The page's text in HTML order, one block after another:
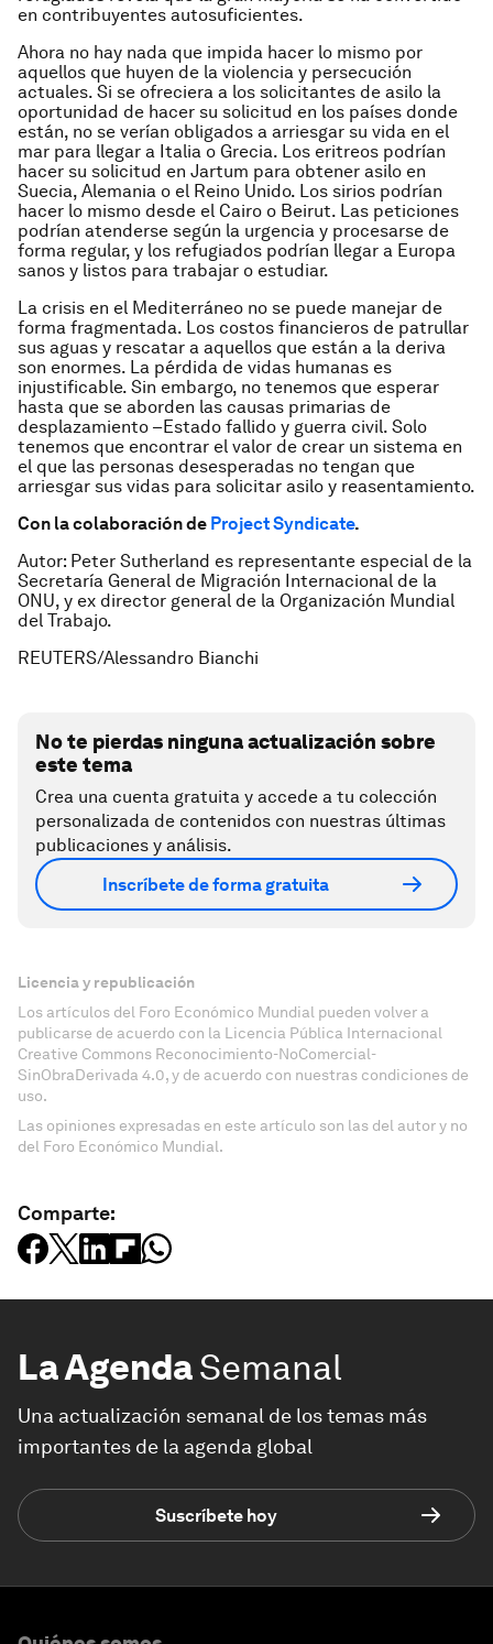
en contribuyentes autosuficientes.
Ahora no hay nada que impida hacer lo mismo por
aquellos que huyen de la violencia y persecución
actuales. Si se ofreciera a los solicitantes de asilo la
oportunidad de hacer su solicitud en los países donde
están, no se verían obligados a arriesgar su vida en el
mar para llegar a Italia o Grecia. Los eritreos podrían
hacer su solicitud en Jartum para obtener asilo en
Suecia, Alemania o el Reino Unido. Los sirios podrían
hacer lo mismo desde el Cairo o Beirut. Las peticiones
podrían atenderse según la urgencia y procesarse de
forma regular, y los refugiados podrían llegar a Europa
sanos y listos para trabajar o estudiar.
La crisis en el Mediterráneo no se puede manejar de
forma fragmentada. Los costos financieros de patrullar
sus aguas y rescatar a aquellos que están a la deriva
son enormes. La pérdida de vidas humanas es
injustificable. Sin embargo, no tenemos que esperar
hasta que se aborden las causas primarias de
desplazamiento –Estado fallido y guerra civil. Solo
tenemos que encontrar el valor de crear un sistema en
el que las personas desesperadas no tengan que
arriesgar sus vidas para solicitar asilo y reasentamiento.
Con la colaboración de Project Syndicate.
Autor: Peter Sutherland es representante especial de la
Secretaría General de Migración Internacional de la
ONU, y ex director general de la Organización Mundial
del Trabajo.
REUTERS/Alessandro Bianchi
No te pierdas ninguna actualización sobre
este tema
Crea una cuenta gratuita y accede a tu colección
personalizada de contenidos con nuestras últimas
publicaciones y análisis.
Inscríbete de forma gratuita
Licencia y republicación
Los artículos del Foro Económico Mundial pueden volver a
publicarse de acuerdo con la Licencia Pública Internacional
Creative Commons Reconocimiento-NoComercial-
SinObraDerivada 4.0, y de acuerdo con nuestras condiciones de
uso.
Las opiniones expresadas en este artículo son las del autor y no
del Foro Económico Mundial.
Comparte:
La AgendaSemanal
Una actualización semanal de los temas más
importantes de la agenda global
Suscríbete hoy